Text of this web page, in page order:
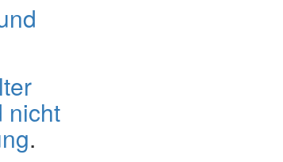
nicht
.